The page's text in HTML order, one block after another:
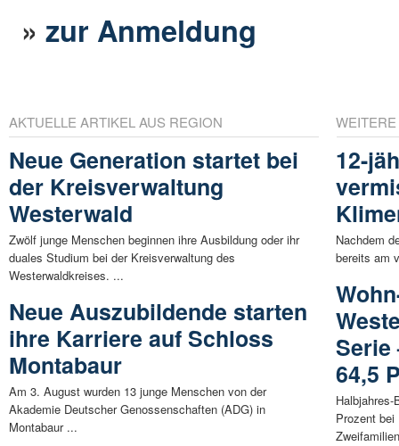
»zur Anmeldung
AKTUELLE ARTIKEL AUS REGION
Neue Generation startet bei
der Kreisverwaltung
Westerwald
Zwölf junge Menschen beginnen ihre Ausbildung oder ihr
duales Studium bei der Kreisverwaltung des
Westerwaldkreises. ...
Neue Auszubildende starten
ihre Karriere auf Schloss
Montabaur
Am 3. August wurden 13 junge Menschen von der
Akademie Deutscher Genossenschaften (ADG) in
Montabaur ...
12-
Nachdem
bereits am
Serie
64,5
Prozent bei